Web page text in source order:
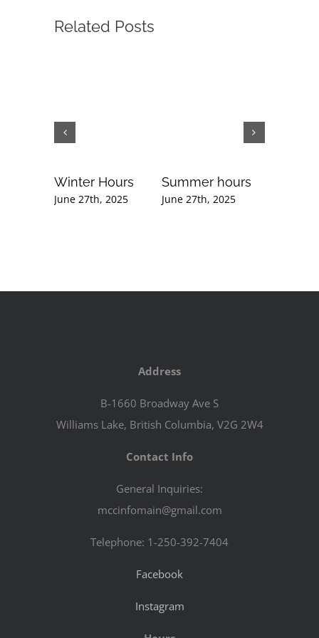
Related Posts
Winter Hours
June 27th, 2025
Summer hours
June 27th, 2025
Address
B-1660 Broadway Ave S
Williams Lake, British Columbia, V2G 2W4
Contact Info
General Inquiries:
mccinfomain@gmail.com
Telephone: 1-250-392-7404
Facebook
Instagram